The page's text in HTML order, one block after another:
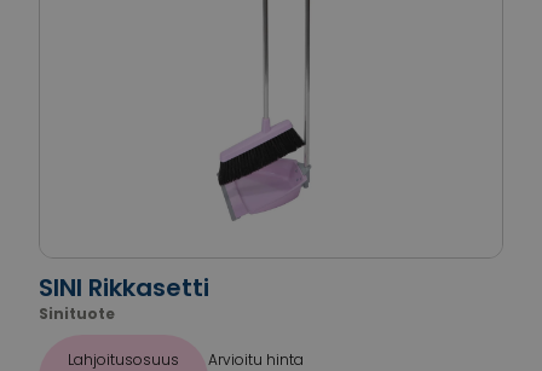
SINI Rikkasetti
Sinituote
Lahjoitusosuus Arvioitu hinta